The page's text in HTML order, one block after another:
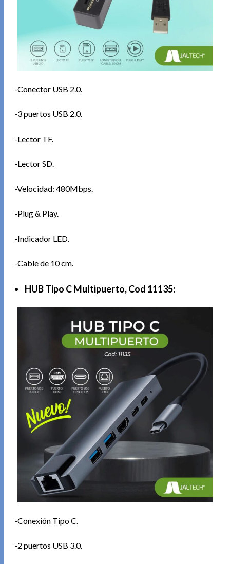
-Conector USB 2.0.
-3 puertos USB 2.0.
-Lector TF.
-Lector SD.
-Velocidad: 480Mbps.
-Plug & Play.
-Indicador LED.
-Cable de 10 cm.
HUB Tipo C Multipuerto, Cod 11135:
-Conexión Tipo C.
-2 puertos USB 3.0.